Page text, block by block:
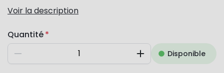
Voir la description
Quantité
Diminuer AugmenterDisponible